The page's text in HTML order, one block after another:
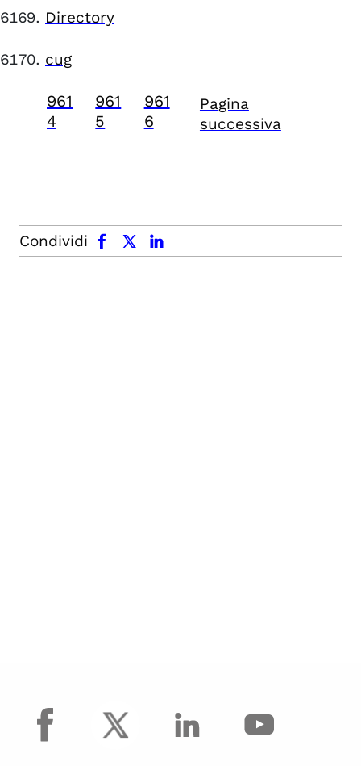
Directory
cug
961
4
961
5
961
6
Pagina
successiva
Condividi
facebook x.com linkedin
facebook